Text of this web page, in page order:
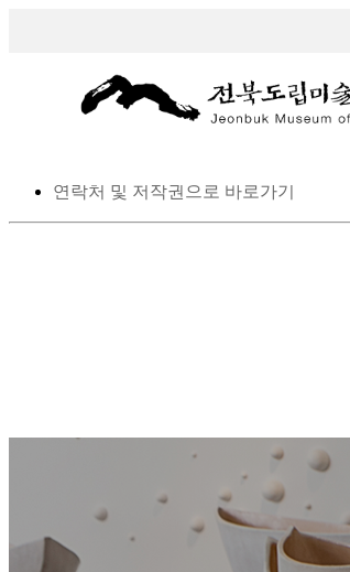
스킵 네비게이션
본문으로 바로가기
연락처 및 저작권으로 바로가기